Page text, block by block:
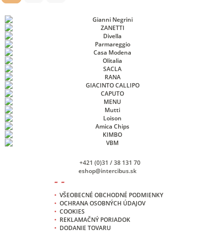
+421 (0)31 / 38 131 70
eshop@intercibus.sk
- -
• VŠEOBECNÉ OBCHODNÉ PODMIENKY
• OCHRANA OSOBNÝCH ÚDAJOV
• COOKIES
• REKLAMAČNÝ PORIADOK
• DODANIE TOVARU